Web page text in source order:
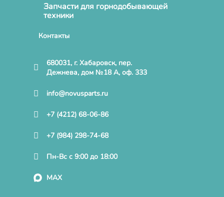
Запчасти для горнодобывающей
техники
Контакты
680031, г. Хабаровск, пер.
Дежнева, дом №18 А, оф. 333
info@novusparts.ru
+7 (4212) 68-06-86
+7 (984) 298-74-68
Пн-Вс с 9:00 до 18:00
MAX